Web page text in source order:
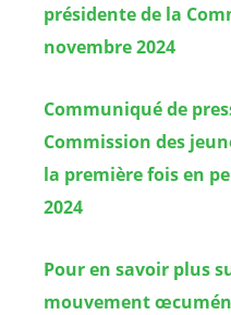
présidente de la
novembre 2024
Communiqué de
Commission des
la première fois en
2024
Pour en savoir plus
mouvement